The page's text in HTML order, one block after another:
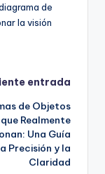
de
la visión
entrada
de Objetos
que Realmente
Una Guía
Precisión y la
Claridad